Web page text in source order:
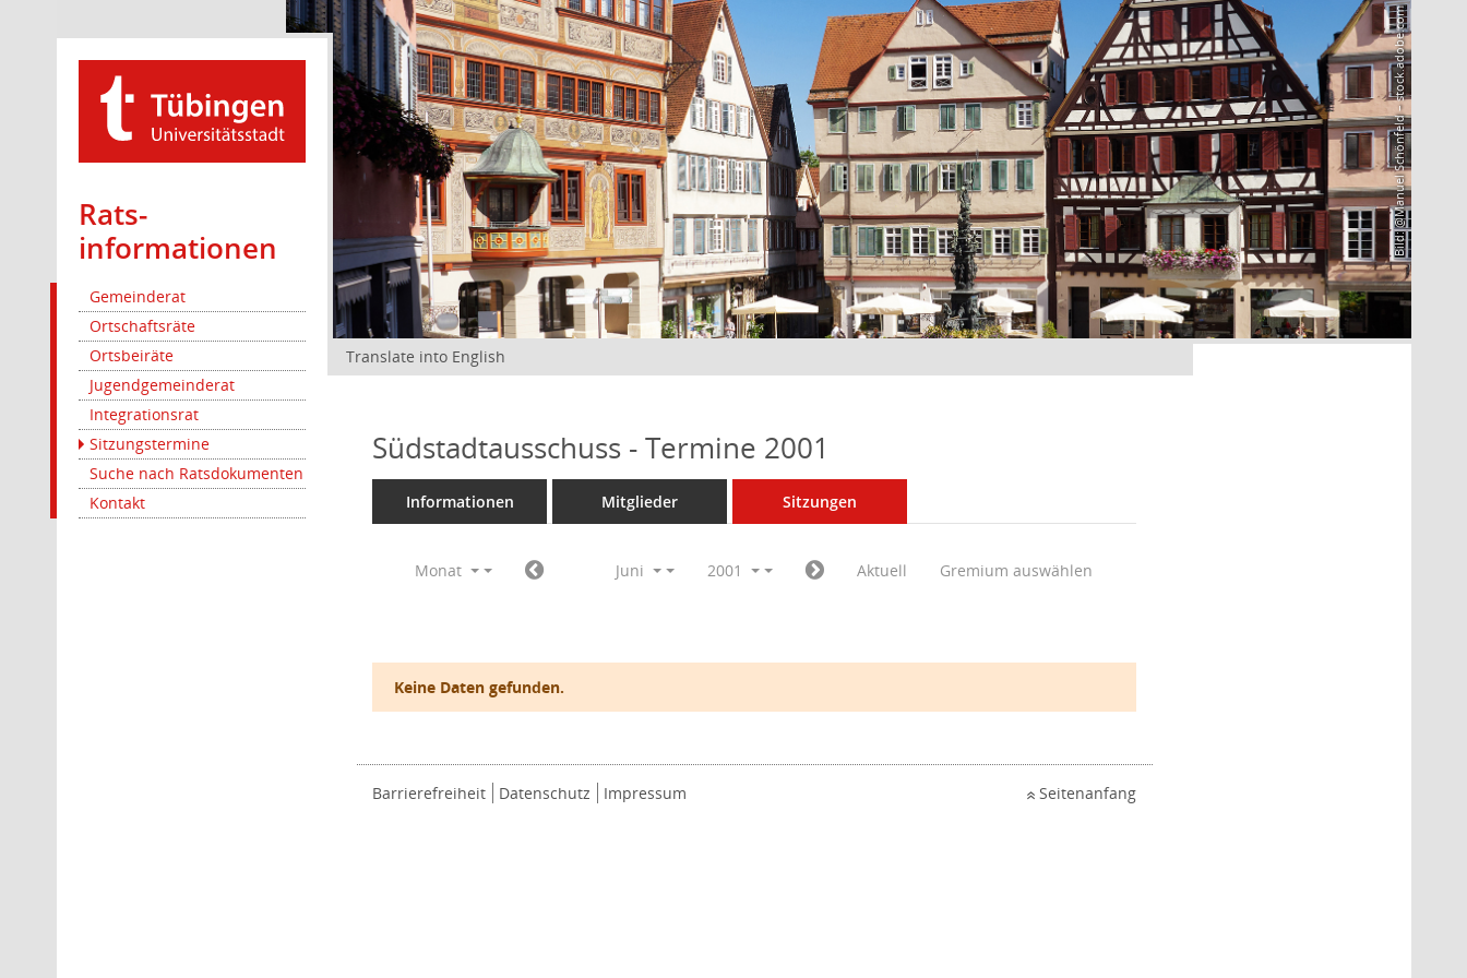
Rats­
informationen
Gemeinderat
Ortschaftsräte
Ortsbeiräte
Jugendgemeinderat
Integrationsrat
Sitzungstermine
Suche nach Ratsdokumenten
Kontakt
Bild: @Manuel Schönfeld – stock.adobe.com
Translate into English
Südstadtausschuss - Termine 2001
Informationen Mitglieder Sitzungen
Monat Juni 2001 Aktuell Gremium auswählen
Keine Daten gefunden.
Barrierefreiheit Datenschutz Impressum Seitenanfang